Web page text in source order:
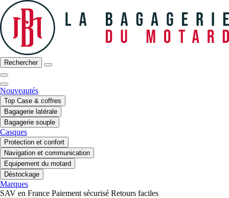
Rechercher
Nouveautés
Top Case & coffres
Bagagerie latérale
Bagagerie souple
Casques
Protection et confort
Navigation et communication
Equipement du motard
Déstockage
Marques
SAV en France Paiement sécurisé Retours faciles